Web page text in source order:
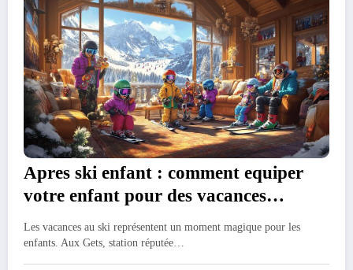
Apres ski enfant : comment equiper
votre enfant pour des vacances
reussies aux Gets ?
Les vacances au ski représentent un moment magique pour les
enfants. Aux Gets, station réputée…